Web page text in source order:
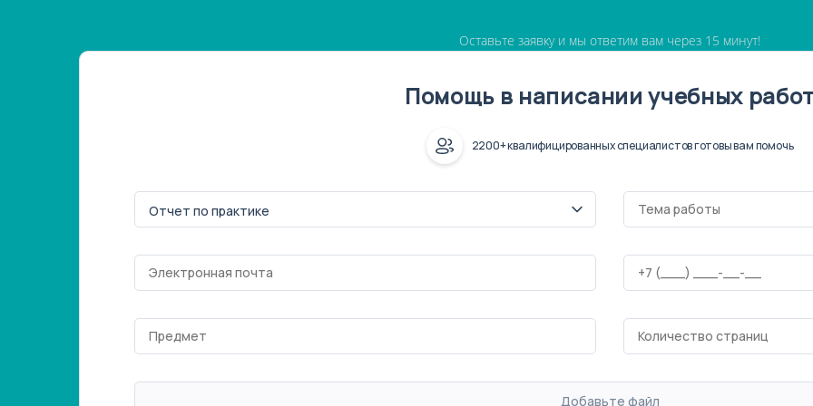
Оставьте заявку и мы ответим вам через 15 минут!
Помощь в написании учебных
2200+ квалифицированных специалистов готовы вам помочь
Добавьте файл